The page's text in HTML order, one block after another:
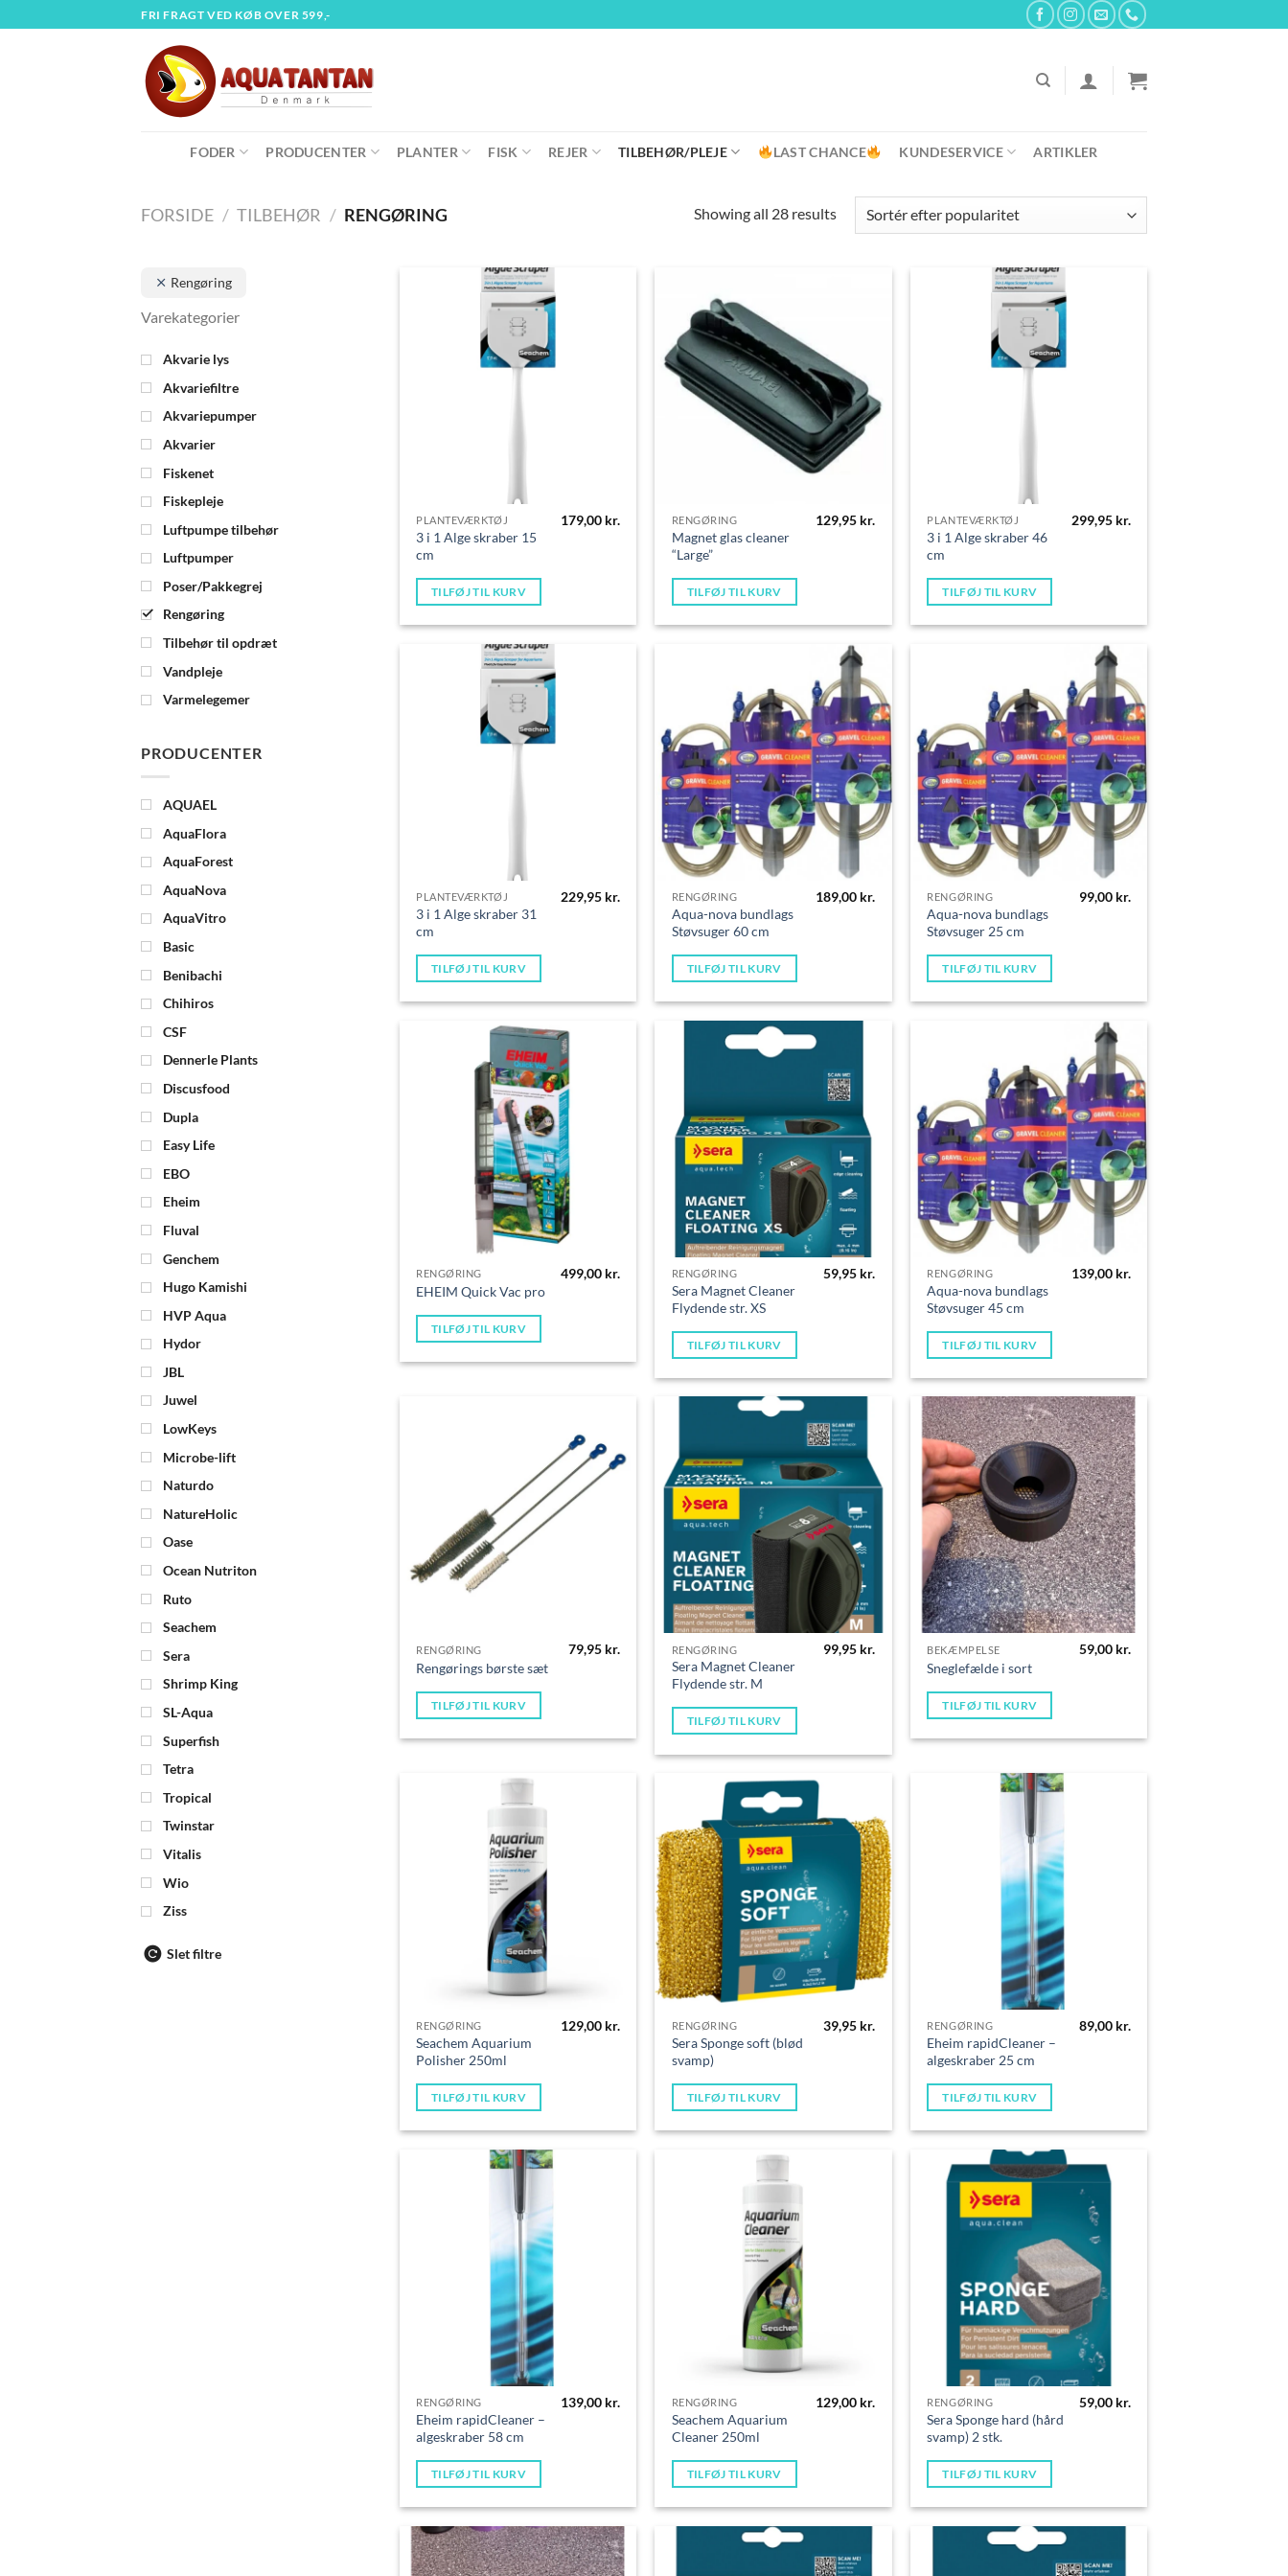
til
FRI FRAGT VED KØB OVER 599,-
FODER PRODUCENTER PLANTER FISK REJER TILBEHØR/PLEJE LAST CHANCE KUNDESERVICE ARTIKLER
FORSIDE / TILBEHØR / RENGØRING Showing all 28 results
Rengøring
Akvarie lys
Akvariefiltre
Akvariepumper
Akvarier
Fiskenet
Fiskepleje
Luftpumpe tilbehør
Luftpumper
Poser/Pakkegrej
Rengøring
Tilbehør til opdræt
Vandpleje
Varmelegemer
PRODUCENTER
AQUAEL
AquaFlora
AquaForest
AquaNova
AquaVitro
Basic
Benibachi
Chihiros
CSF
Dennerle Plants
Discusfood
Dupla
Easy Life
EBO
Eheim
Fluval
Genchem
Hugo Kamishi
HVP Aqua
Hydor
JBL
Juwel
LowKeys
Microbe-lift
Naturdo
NatureHolic
Oase
Ocean Nutriton
Ruto
Seachem
Sera
Shrimp King
SL-Aqua
Superfish
Tetra
Tropical
Twinstar
Vitalis
Wio
Ziss
Slet filtre
PLANTEVÆRKTØJ
3 i 1 Alge skraber 15
cm
179,00 kr.
TILFØJ TIL KURV
RENGØRING
Magnet glas cleaner
“Large”
129,95 kr.
TILFØJ TIL KURV
PLANTEVÆRKTØJ
3 i 1 Alge skraber 46
cm
299,95 kr.
TILFØJ TIL KURV
PLANTEVÆRKTØJ
3 i 1 Alge skraber 31
cm
229,95 kr.
TILFØJ TIL KURV
RENGØRING
Aqua-nova bundlags
Støvsuger 60 cm
189,00 kr.
TILFØJ TIL KURV
RENGØRING
Aqua-nova bundlags
Støvsuger 25 cm
99,00 kr.
TILFØJ TIL KURV
RENGØRING
EHEIM Quick Vac pro
499,00 kr.
TILFØJ TIL KURV
RENGØRING
Sera Magnet Cleaner
Flydende str. XS
59,95 kr.
TILFØJ TIL KURV
RENGØRING
Aqua-nova bundlags
Støvsuger 45 cm
139,00 kr.
TILFØJ TIL KURV
RENGØRING
Rengørings børste sæt
79,95 kr.
TILFØJ TIL KURV
RENGØRING
Sera Magnet Cleaner
Flydende str. M
99,95 kr.
TILFØJ TIL KURV
BEKÆMPELSE
Sneglefælde i sort
59,00 kr.
TILFØJ TIL KURV
RENGØRING
Seachem Aquarium
Polisher 250ml
129,00 kr.
TILFØJ TIL KURV
RENGØRING
Sera Sponge soft (blød
svamp)
39,95 kr.
TILFØJ TIL KURV
RENGØRING
Eheim rapidCleaner –
algeskraber 25 cm
89,00 kr.
TILFØJ TIL KURV
RENGØRING
Eheim rapidCleaner –
algeskraber 58 cm
139,00 kr.
TILFØJ TIL KURV
RENGØRING
Seachem Aquarium
Cleaner 250ml
129,00 kr.
TILFØJ TIL KURV
RENGØRING
Sera Sponge hard (hård
svamp) 2 stk.
59,00 kr.
TILFØJ TIL KURV